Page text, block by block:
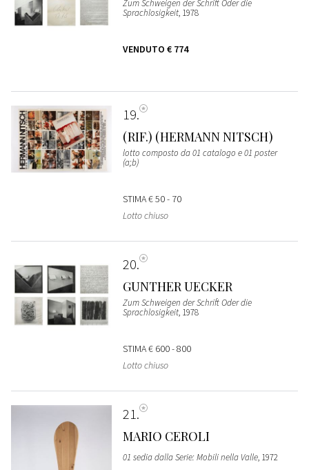
Zum Schweigen der Schrift Oder die
Sprachlosigkeit, 1978
VENDUTO € 774
19
(RIF.) (HERMANN NITSCH)
lotto composto da 01 catalogo e 01 poster
(a;b)
STIMA€ 50 - 70
Lotto chiuso
20
GUNTHER UECKER
Zum Schweigen der Schrift Oder die
Sprachlosigkeit, 1978
STIMA€ 600 - 800
Lotto chiuso
21
MARIO CEROLI
01 sedia dalla Serie: Mobili nella Valle, 1972